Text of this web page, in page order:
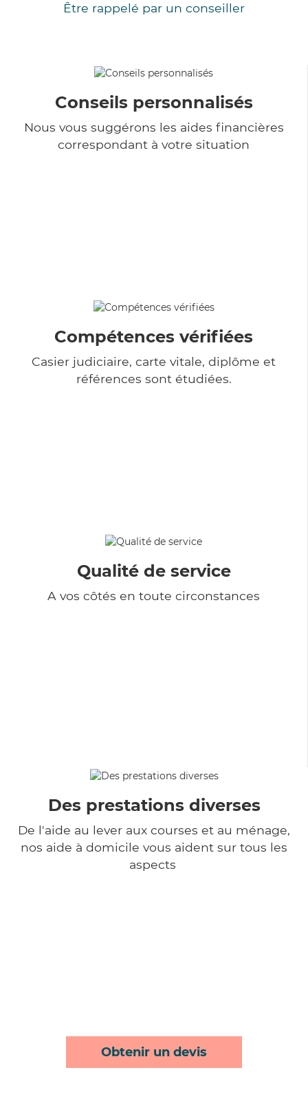
Être rappelé par un conseiller
Conseils personnalisés
Nous vous suggérons les aides financières
correspondant à votre situation
Compétences vérifiées
Casier judiciaire, carte vitale, diplôme et
références sont étudiées.
Qualité de service
A vos côtés en toute circonstances
Des prestations diverses
De l'aide au lever aux courses et au ménage,
nos aide à domicile vous aident sur tous les
aspects
Obtenir un devis